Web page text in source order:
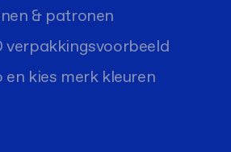
& patronen
verpakkingsvoorbeeld
en kies merk kleuren